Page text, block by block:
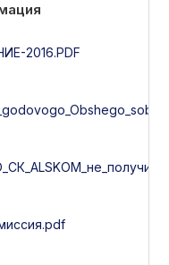
2016.PDF